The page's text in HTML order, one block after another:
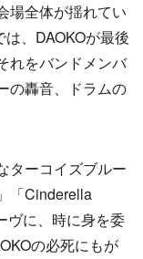
場全体が揺れてい
、DAOKOが最後
れをバンドメンバ
の轟音、ドラムの
ターコイズブルー
「Cinderella
ヴに、時に身を委
の必死にもが